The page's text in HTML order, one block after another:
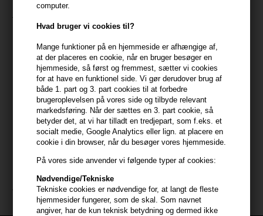
computer.
Hvad bruger vi cookies til?
Mange funktioner på en hjemmeside er afhængige af,
at der placeres en cookie, når en bruger besøger en
hjemmeside, så først og fremmest, sætter vi cookies
for at have en funktionel side. Vi gør derudover brug af
både 1. part og 3. part cookies til at forbedre
brugeroplevelsen på vores side og tilbyde relevant
markedsføring. Når der sættes en 3. part cookie, så
betyder det, at vi har tilladt en tredjepart, som f.eks. et
socialt medie, Google Analytics eller lign. at placere en
cookie i din browser, når du besøger vores hjemmeside.
På vores side anvender vi følgende typer af cookies:
Nødvendige/Tekniske
Tekniske cookies er nødvendige for, at langt de fleste
hjemmesider fungerer, som de skal. Som navnet
angiver, har de kun teknisk betydning og dermed ikke
Joico K-Pak Color Therapy Color-Protecting Shampoo er en
farvebeskyttende shampoo, der fjerner snavs og produktrester,
på hårfarven forlænges og hver gang håret vaskes beskyttes
håret mod fremtidige skader.
Anvendelse
Påfør i vådt hår
Massér ind
Skyl håret grundigt
Størrelse: 300ml